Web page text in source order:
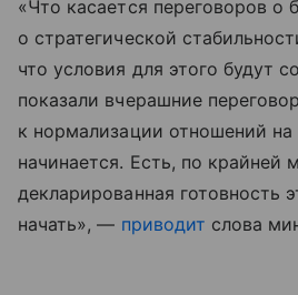
«Что касается переговоров о
о стратегической
что условия для этого будут
показали вчерашние
к нормализации отношений на
начинается. Есть, по крайней
декларированная готовность
начать», — приводит слова